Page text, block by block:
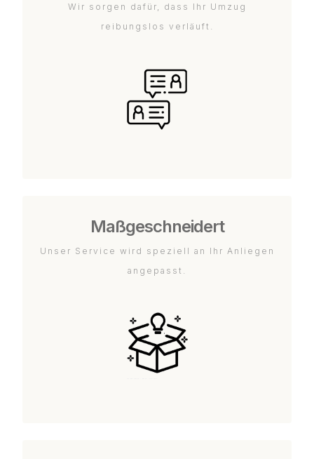
Wir sorgen dafür, dass Ihr Umzug
reibungslos verläuft.
Maßgeschneidert
Unser Service wird speziell an Ihr Anliegen
angepasst.